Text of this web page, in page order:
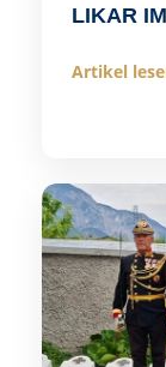
LIKAR
Artikel